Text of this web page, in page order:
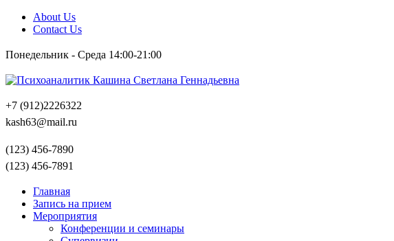
About Us
Contact Us
Понедельник - Среда 14:00-21:00
+7 (912)2226322
kash63@mail.ru
(123) 456-7890
(123) 456-7891
Главная
Запись на прием
Мероприятия
Конференции и семинары